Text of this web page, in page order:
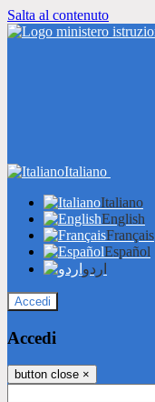
Salta al contenuto
Italiano
Italiano
English
Français
Español
اردو
Accedi
Accedi
button close ×